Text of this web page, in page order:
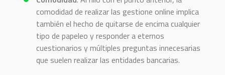
comodidad de realizar las gestione online implica
también el hecho de quitarse de encima cualquier
tipo de papeleo y responder a eternos
cuestionarios y múltiples preguntas innecesarias
que suelen realizar las entidades bancarias.